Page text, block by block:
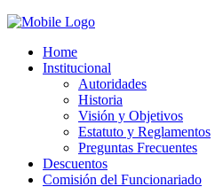
Home
Institucional
Autoridades
Historia
Visión y Objetivos
Estatuto y Reglamentos
Preguntas Frecuentes
Descuentos
Comisión del Funcionariado